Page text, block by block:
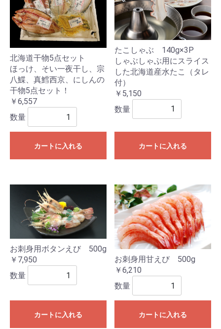
北海道干物5点セット
ほっけ、そい一夜干し、宗
八鰈、真鱈西京、にしんの
干物5点セット！
￥6,557
数量
カートに入れる
たこしゃぶ 140g×3P
しゃぶしゃぶ用にスライス
した北海道産水たこ（タレ
付）
￥5,150
数量
カートに入れる
お刺身用ボタンえび 500g
￥7,950
数量
カートに入れる
お刺身用甘えび 500g
￥6,210
数量
カートに入れる